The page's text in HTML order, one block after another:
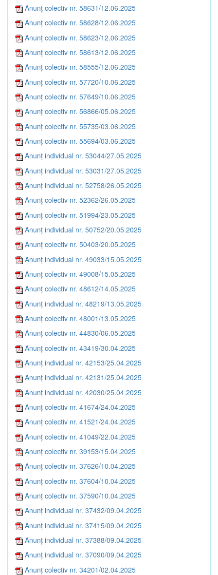
Anunț colectiv nr. 58631/12.06.2025
Anunț colectiv nr. 58628/12.06.2025
Anunț colectiv nr. 58623/12.06.2025
Anunț colectiv nr. 58613/12.06.2025
Anunț colectiv nr. 58555/12.06.2025
Anunț colectiv nr. 57720/10.06.2025
Anunț colectiv nr. 57649/10.06.2025
Anunț colectiv nr. 56866/05.06.2025
Anunț colectiv nr. 55735/03.06.2025
Anunț colectiv nr. 55694/03.06.2025
Anunț individual nr. 53044/27.05.2025
Anunț individual nr. 53031/27.05.2025
Anunț individual nr. 52758/26.05.2025
Anunț colectiv nr. 52362/26.05.2025
Anunț colectiv nr. 51994/23.05.2025
Anunț individual nr. 50752/20.05.2025
Anunț colectiv nr. 50403/20.05.2025
Anunț individual nr. 49033/15.05.2025
Anunț colectiv nr. 49008/15.05.2025
Anunț colectiv nr. 48612/14.05.2025
Anunț individual nr. 48219/13.05.2025
Anunț colectiv nr. 48001/13.05.2025
Anunț colectiv nr. 44830/06.05.2025
Anunț colectiv nr. 43419/30.04.2025
Anunț individual nr. 42153/25.04.2025
Anunț individual nr. 42131/25.04.2025
Anunț individual nr. 42030/25.04.2025
Anunț colectiv nr. 41674/24.04.2025
Anunț colectiv nr. 41521/24.04.2025
Anunț colectiv nr. 41049/22.04.2025
Anunț colectiv nr. 39153/15.04.2025
Anunț colectiv nr. 37626/10.04.2025
Anunț colectiv nr. 37604/10.04.2025
Anunț colectiv nr. 37590/10.04.2025
Anunț individual nr. 37432/09.04.2025
Anunț individual nr. 37415/09.04.2025
Anunț individual nr. 37388/09.04.2025
Anunț individual nr. 37090/09.04.2025
Anunț colectiv nr. 34201/02.04.2025